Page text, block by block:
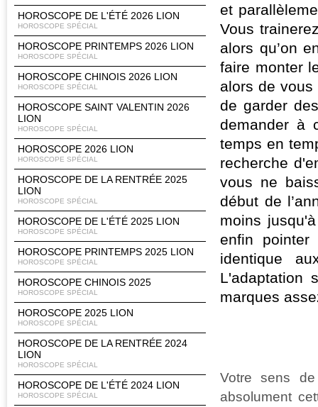
HOROSCOPE DE L'ÉTÉ 2026 LION
HOROSCOPE SPÉCIAL
HOROSCOPE PRINTEMPS 2026 LION
HOROSCOPE SPÉCIAL
HOROSCOPE CHINOIS 2026 LION
HOROSCOPE SPÉCIAL
HOROSCOPE SAINT VALENTIN 2026
LION
HOROSCOPE SPÉCIAL
HOROSCOPE 2026 LION
HOROSCOPE SPÉCIAL
HOROSCOPE DE LA RENTRÉE 2025
LION
HOROSCOPE SPÉCIAL
HOROSCOPE DE L'ÉTÉ 2025 LION
HOROSCOPE SPÉCIAL
HOROSCOPE PRINTEMPS 2025 LION
HOROSCOPE SPÉCIAL
HOROSCOPE CHINOIS 2025
HOROSCOPE SPÉCIAL
HOROSCOPE 2025 LION
HOROSCOPE SPÉCIAL
HOROSCOPE DE LA RENTRÉE 2024
LION
HOROSCOPE SPÉCIAL
HOROSCOPE DE L'ÉTÉ 2024 LION
HOROSCOPE SPÉCIAL
et
Vous
alors qu’on
faire monter
alors de
de garder
demander à
temps en
recherche
vous ne
début de
moins
enfin
identique
L'adaptation
marques
Votre sens
absolument